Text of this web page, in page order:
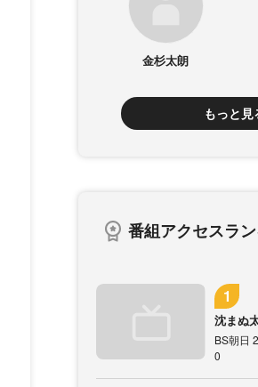
金杉太朗
もっと見
番組アクセスラン
沈まぬ
BS朝日
0